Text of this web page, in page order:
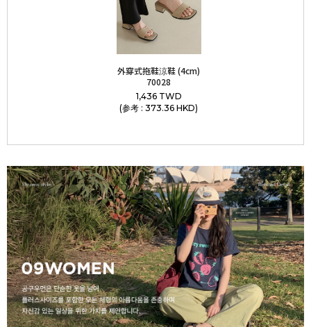
外穿式拖鞋涼鞋 (4cm)
70028
1,436 TWD
(参考 : 373.36 HKD)